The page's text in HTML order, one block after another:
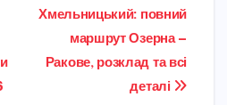
Хмельницький: повний
маршрут Озерна —
Ракове, розклад та всі
деталі